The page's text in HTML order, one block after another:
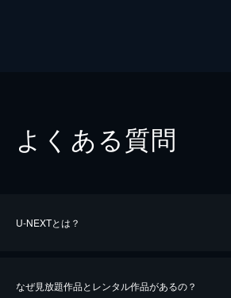
よくある質問
U-NEXTとは？
なぜ見放題作品とレンタル作品があるの？